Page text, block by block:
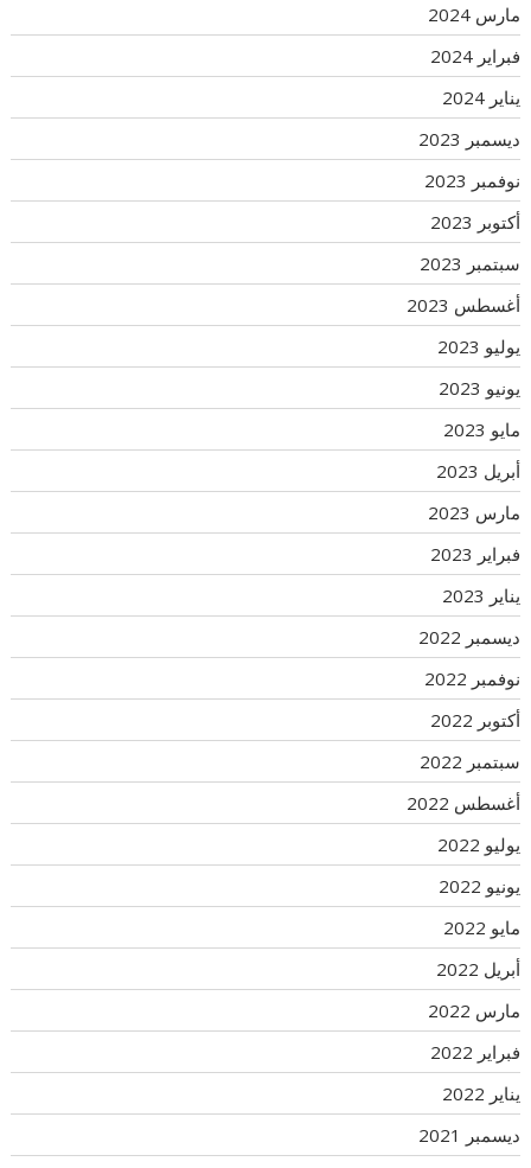
مارس 2024
فبراير 2024
يناير 2024
ديسمبر 2023
نوفمبر 2023
أكتوبر 2023
سبتمبر 2023
أغسطس 2023
يوليو 2023
يونيو 2023
مايو 2023
أبريل 2023
مارس 2023
فبراير 2023
يناير 2023
ديسمبر 2022
نوفمبر 2022
أكتوبر 2022
سبتمبر 2022
أغسطس 2022
يوليو 2022
يونيو 2022
مايو 2022
أبريل 2022
مارس 2022
فبراير 2022
يناير 2022
ديسمبر 2021